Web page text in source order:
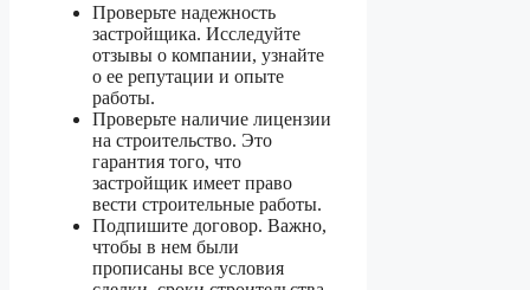
Проверьте надежность
застройщика. Исследуйте
отзывы о компании, узнайте
о ее репутации и опыте
работы.
Проверьте наличие лицензии
на строительство. Это
гарантия того, что
застройщик имеет право
вести строительные работы.
Подпишите договор. Важно,
чтобы в нем были
прописаны все условия